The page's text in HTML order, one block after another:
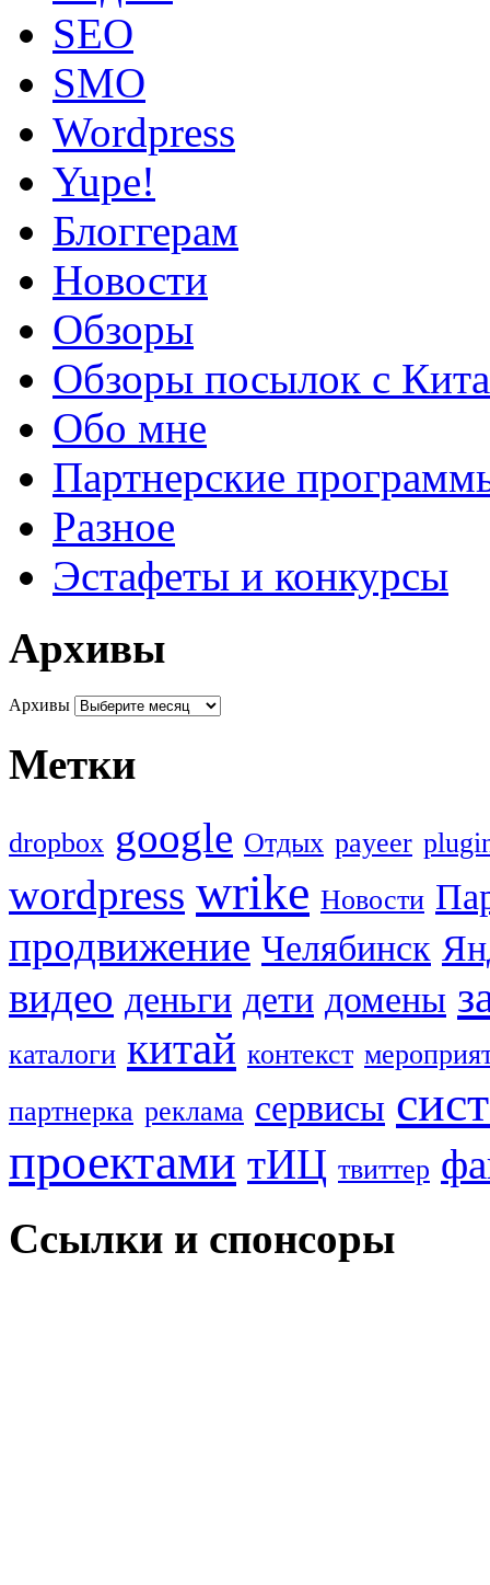
SEO
SMO
Wordpress
Yupe!
Блоггерам
Новости
Обзоры
Обзоры посылок с
Обо мне
Партнерские
Разное
Эстафеты и конкурсы
Архивы
Архивы
Метки
dropbox google Oтдых payeer
wordpress wrike Новости
продвижение Челябинск
видео деньги дети домены
каталоги китай контекст
партнерка реклама сервисы
проектами тИЦ твиттер
Ссылки и спонсоры